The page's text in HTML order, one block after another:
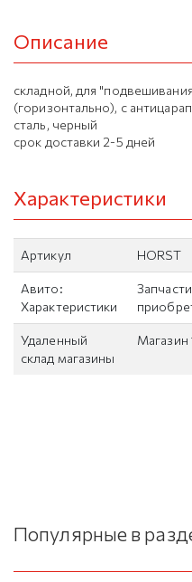
Описание
складной, для
(горизонтально), с
сталь, черный
срок доставки 2-5 дней
Характеристики
Артикул HORST
Авито:
Характеристики
Удаленный
склад магазины
Магазин
Популярные в